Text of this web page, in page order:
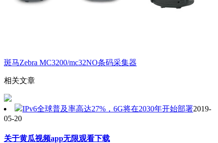
斑马Zebra MC3200/mc32NO条码采集器
相关文章
IPv6全球普及率高达27%，6G将在2030年开始部署2019-
05-20
关于黄瓜视频app无限观看下载